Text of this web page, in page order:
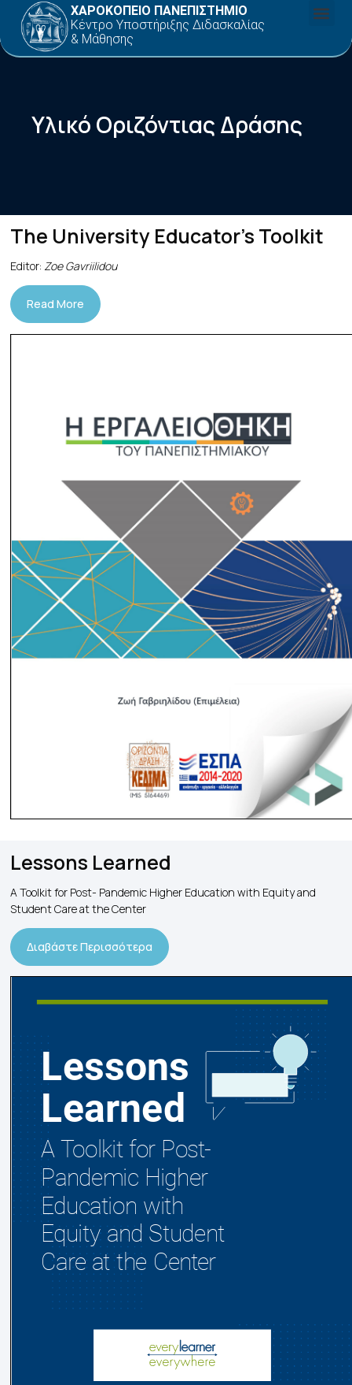
ΧΑΡΟΚΟΠΕΙΟ ΠΑΝΕΠΙΣΤΗΜΙΟ
Κέντρο Υποστήριξης Διδασκαλίας
& Μάθησης
Υλικό Οριζόντιας Δράσης
The University Educator's Toolkit
Editor: Zoe Gavriilidou
Read More
Lessons Learned
A Toolkit for Post- Pandemic Higher Education with Equity and
Student Care at the Center
Διαβάστε Περισσότερα